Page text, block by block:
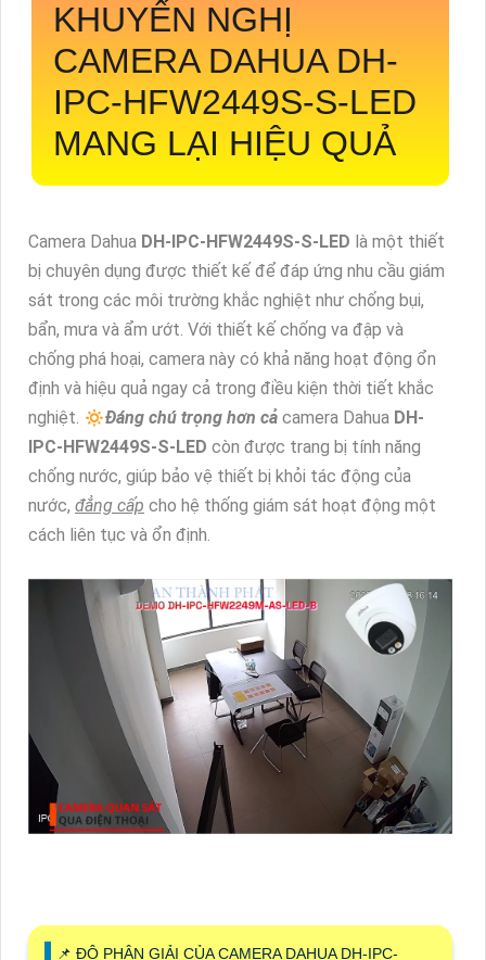
KHUYẾN NGHỊ
CAMERA DAHUA DH-
IPC-HFW2449S-S-LED
MANG LẠI HIỆU QUẢ
Camera Dahua DH-IPC-HFW2449S-S-LED là một thiết
bị chuyên dụng được thiết kế để đáp ứng nhu cầu giám
sát trong các môi trường khắc nghiệt như chống bụi,
bẩn, mưa và ẩm ướt. Với thiết kế chống va đập và
chống phá hoại, camera này có khả năng hoạt động ổn
định và hiệu quả ngay cả trong điều kiện thời tiết khắc
nghiệt. 🔅Đáng chú trọng hơn cả camera Dahua DH-
IPC-HFW2449S-S-LED còn được trang bị tính năng
chống nước, giúp bảo vệ thiết bị khỏi tác động của
nước, đẳng cấp cho hệ thống giám sát hoạt động một
cách liên tục và ổn định.
📌 ĐỘ PHÂN GIẢI CỦA CAMERA DAHUA DH-IPC-